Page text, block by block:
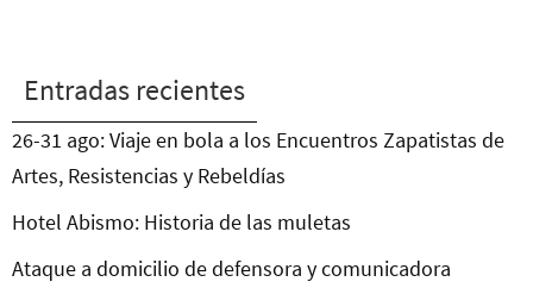
Entradas recientes
26-31 ago: Viaje en bola a los Encuentros Zapatistas de
Artes, Resistencias y Rebeldías
Hotel Abismo: Historia de las muletas
Ataque a domicilio de defensora y comunicadora